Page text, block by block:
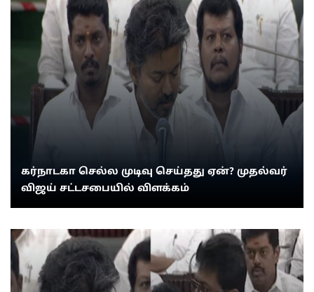
கர்நாடகா செல்ல முடிவு செய்தது ஏன்? முதல்வர்
விஜய் சட்டசபையில் விளக்கம்